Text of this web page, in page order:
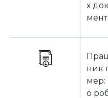
х
ник
о